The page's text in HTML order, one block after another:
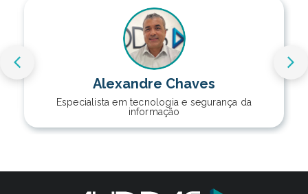
Alexandre Chaves
Especialista em tecnologia e segurança da
informação